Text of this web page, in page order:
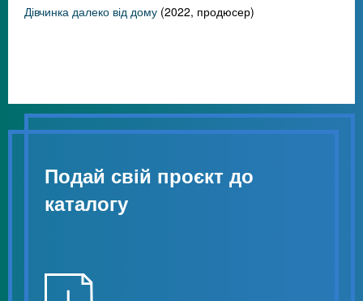
Дівчинка далеко від дому (2022, продюсер)
Подай свій проєкт до
каталогу